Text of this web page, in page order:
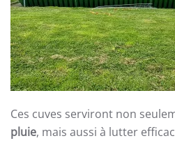
Ces cuves serviront non
pluie, mais aussi à lutter